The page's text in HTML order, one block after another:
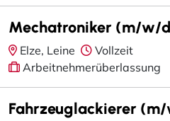
Mechatroniker (m/w/
Elze, Leine
Vollzeit
Arbeitnehmerüberlassung
Fahrzeuglackierer